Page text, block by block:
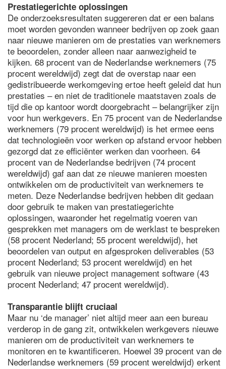
Prestatiegerichte oplossingen
De onderzoeksresultaten suggereren dat er een balans
moet worden gevonden wanneer bedrijven op zoek gaan
naar nieuwe manieren om de prestaties van werknemers
te beoordelen, zonder alleen naar aanwezigheid te
kijken. 68 procent van de Nederlandse werknemers (75
procent wereldwijd) zegt dat de overstap naar een
gedistribueerde werkomgeving ertoe heeft geleid dat hun
prestaties – en niet de traditionele maatstaven zoals de
tijd die op kantoor wordt doorgebracht – belangrijker zijn
voor hun werkgevers. En 75 procent van de Nederlandse
werknemers (79 procent wereldwijd) is het ermee eens
dat technologieën voor werken op afstand ervoor hebben
gezorgd dat ze efficiënter werken dan voorheen. 64
procent van de Nederlandse bedrijven (74 procent
wereldwijd) gaf aan dat ze nieuwe manieren moesten
ontwikkelen om de productiviteit van werknemers te
meten. Deze Nederlandse bedrijven hebben dit gedaan
door gebruik te maken van prestatiegerichte
oplossingen, waaronder het regelmatig voeren van
gesprekken met managers om de werklast te bespreken
(58 procent Nederland; 55 procent wereldwijd), het
beoordelen van output en afgesproken deliverables (53
procent Nederland; 53 procent wereldwijd) en het
gebruik van nieuwe project management software (43
procent Nederland; 47 procent wereldwijd).
Transparantie blijft cruciaal
Maar nu ‘de manager’ niet altijd meer aan een bureau
verderop in de gang zit, ontwikkelen werkgevers nieuwe
manieren om de productiviteit van werknemers te
monitoren en te kwantificeren. Hoewel 39 procent van de
Nederlandse werknemers (59 procent wereldwijd) erkent